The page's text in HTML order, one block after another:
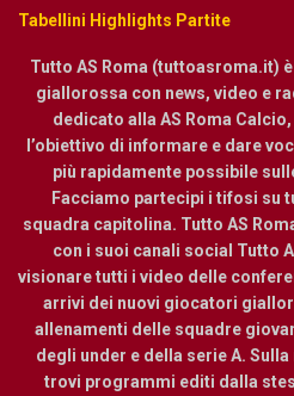
Tabellini Highlights Partite
Tutto AS Roma (tuttoasroma.it)
giallorossa con news, video e
dedicato alla AS Roma
l’obiettivo di informare e dare
più rapidamente possibile
Facciamo partecipi i tifosi su
squadra capitolina. Tutto AS
con i suoi canali social Tutto
visionare tutti i video delle
arrivi dei nuovi giocatori
allenamenti delle squadre
degli under e della serie A.
trovi programmi editi dalla